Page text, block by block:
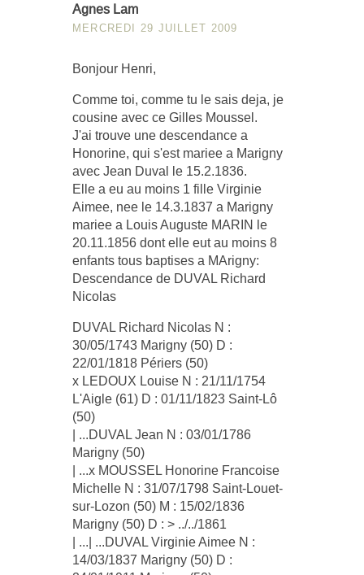
Agnes Lam
MERCREDI 29 JUILLET 2009
Bonjour Henri,
Comme toi, comme tu le sais deja, je
cousine avec ce Gilles Moussel.
J'ai trouve une descendance a
Honorine, qui s'est mariee a Marigny
avec Jean Duval le 15.2.1836.
Elle a eu au moins 1 fille Virginie
Aimee, nee le 14.3.1837 a Marigny
mariee a Louis Auguste MARIN le
20.11.1856 dont elle eut au moins 8
enfants tous baptises a MArigny:
Descendance de DUVAL Richard
Nicolas
DUVAL Richard Nicolas N :
30/05/1743 Marigny (50) D :
22/01/1818 Périers (50)
x LEDOUX Louise N : 21/11/1754
L'Aigle (61) D : 01/11/1823 Saint-Lô
(50)
| ...DUVAL Jean N : 03/01/1786
Marigny (50)
| ...x MOUSSEL Honorine Francoise
Michelle N : 31/07/1798 Saint-Louet-
sur-Lozon (50) M : 15/02/1836
Marigny (50) D : > ../../1861
| ...| ...DUVAL Virginie Aimee N :
14/03/1837 Marigny (50) D :